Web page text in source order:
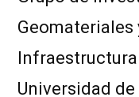
Geomateriales
Infraestructura
Universidad